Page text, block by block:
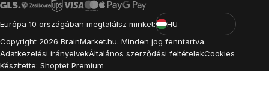
Európa 10 országában megtalálsz minket:
HU
Copyright 2026 BrainMarket.hu. Minden jog fenntartva.
Adatkezelési irányelvekÁltalános szerződési feltételekCookies
Készítette: Shoptet Premium